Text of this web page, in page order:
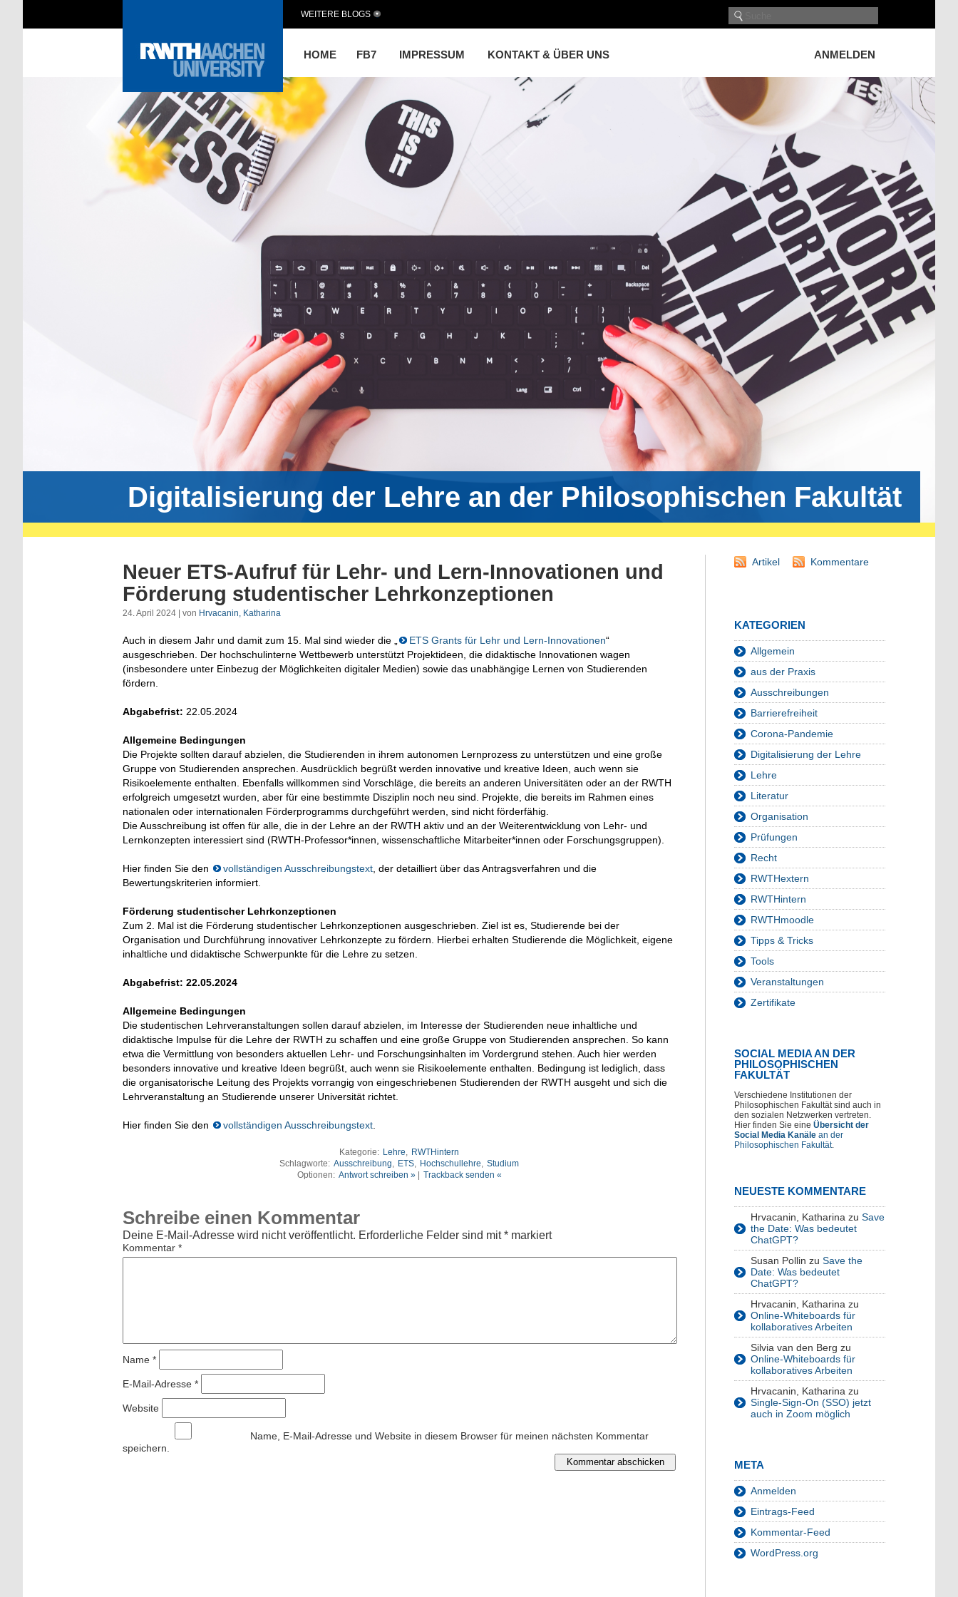
HOME FB7 IMPRESSUM KONTAKT & ÜBER UNS ANMELDEN
WEITERE BLOGS
Digitalisierung der Lehre an der Philosophischen Fakultät
Neuer ETS-Aufruf für Lehr- und Lern-Innovationen und
Förderung studentischer Lehrkonzeptionen
24. April 2024 | von Hrvacanin, Katharina
Auch in diesem Jahr und damit zum 15. Mal sind wieder die „ ETS Grants für Lehr und Lern-Innovationen“
ausgeschrieben. Der hochschulinterne Wettbewerb unterstützt Projektideen, die didaktische Innovationen wagen
(insbesondere unter Einbezug der Möglichkeiten digitaler Medien) sowie das unabhängige Lernen von Studierenden
fördern.
Abgabefrist: 22.05.2024
Allgemeine Bedingungen
Die Projekte sollten darauf abzielen, die Studierenden in ihrem autonomen Lernprozess zu unterstützen und eine große
Gruppe von Studierenden ansprechen. Ausdrücklich begrüßt werden innovative und kreative Ideen, auch wenn sie
Risikoelemente enthalten. Ebenfalls willkommen sind Vorschläge, die bereits an anderen Universitäten oder an der RWTH
erfolgreich umgesetzt wurden, aber für eine bestimmte Disziplin noch neu sind. Projekte, die bereits im Rahmen eines
nationalen oder internationalen Förderprogramms durchgeführt werden, sind nicht förderfähig.
Die Ausschreibung ist offen für alle, die in der Lehre an der RWTH aktiv und an der Weiterentwicklung von Lehr- und
Lernkonzepten interessiert sind (RWTH-Professor*innen, wissenschaftliche Mitarbeiter*innen oder Forschungsgruppen).
Hier finden Sie den vollständigen Ausschreibungstext , der detailliert über das Antragsverfahren und die
Bewertungskriterien informiert.
Förderung studentischer Lehrkonzeptionen
Zum 2. Mal ist die Förderung studentischer Lehrkonzeptionen ausgeschrieben. Ziel ist es, Studierende bei der
Organisation und Durchführung innovativer Lehrkonzepte zu fördern. Hierbei erhalten Studierende die Möglichkeit, eigene
inhaltliche und didaktische Schwerpunkte für die Lehre zu setzen.
Abgabefrist: 22.05.2024
Allgemeine Bedingungen
Die studentischen Lehrveranstaltungen sollen darauf abzielen, im Interesse der Studierenden neue inhaltliche und
didaktische Impulse für die Lehre der RWTH zu schaffen und eine große Gruppe von Studierenden ansprechen. So kann
etwa die Vermittlung von besonders aktuellen Lehr- und Forschungsinhalten im Vordergrund stehen. Auch hier werden
besonders innovative und kreative Ideen begrüßt, auch wenn sie Risikoelemente enthalten. Bedingung ist lediglich, dass
die organisatorische Leitung des Projekts vorrangig von eingeschriebenen Studierenden der RWTH ausgeht und sich die
Lehrveranstaltung an Studierende unserer Universität richtet.
Hier finden Sie den vollständigen Ausschreibungstext
Kategorie: Lehre
RWTHintern
Schlagworte: Ausschreibung ETS Hochschullehre
Studium
Optionen: Antwort schreiben »| Trackback senden «
Schreibe einen Kommentar
Deine E-Mail-Adresse wird nicht veröffentlicht. Erforderliche Felder sind mit* markiert
Kommentar *
Name *
E-Mail-Adresse *
Website
Name, E-Mail-Adresse und Website in diesem Browser für meinen nächsten Kommentar
speichern.
Artikel Kommentare
KATEGORIEN
Allgemein
aus der Praxis
Ausschreibungen
Barrierefreiheit
Corona-Pandemie
Digitalisierung der Lehre
Lehre
Literatur
Organisation
Prüfungen
Recht
RWTHextern
RWTHintern
RWTHmoodle
Tipps & Tricks
Tools
Veranstaltungen
Zertifikate
SOCIAL MEDIA AN DER
PHILOSOPHISCHEN
FAKULTÄT
Verschiedene Institutionen der
Philosophischen Fakultät sind auch in
den sozialen Netzwerken vertreten.
Hier finden Sie eine Übersicht der
Social Media Kanäle an der
Philosophischen Fakultät.
NEUESTE KOMMENTARE
Hrvacanin, Katharina zu Save
the Date: Was bedeutet
ChatGPT?
Susan Pollin zu Save the
Date: Was bedeutet
ChatGPT?
Hrvacanin, Katharina zu
Online-Whiteboards für
kollaboratives Arbeiten
Silvia van den Berg zu
Online-Whiteboards für
kollaboratives Arbeiten
Hrvacanin, Katharina zu
Single-Sign-On (SSO) jetzt
auch in Zoom möglich
META
Anmelden
Eintrags-Feed
Kommentar-Feed
WordPress.org